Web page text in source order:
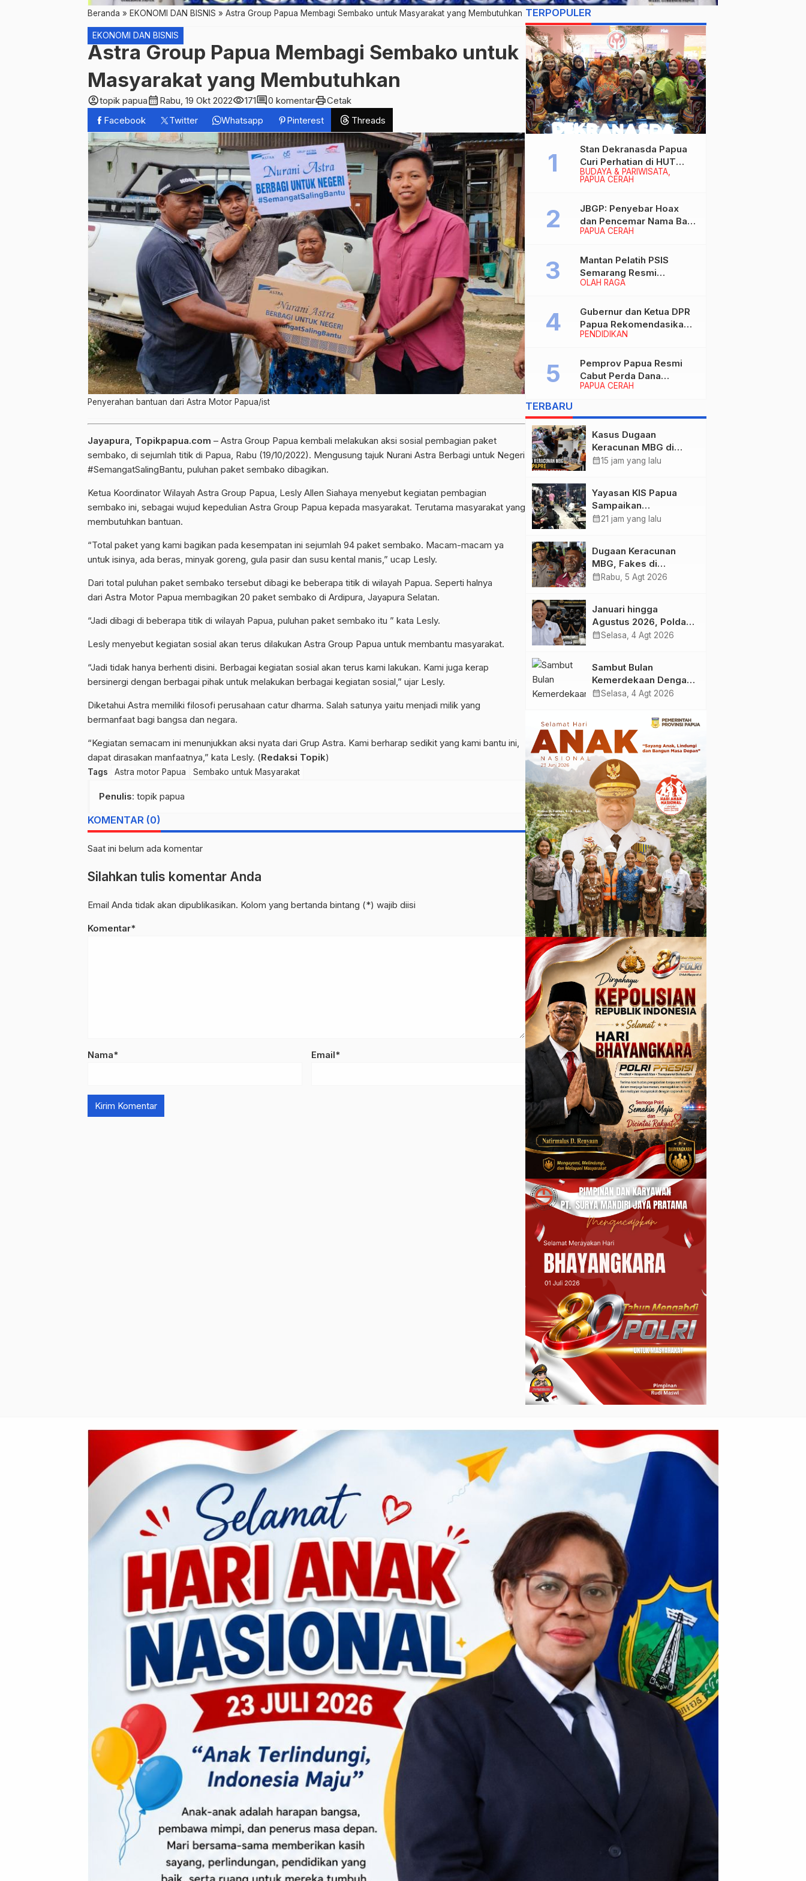
Beranda » EKONOMI DAN BISNIS » Astra Group Papua Membagi Sembako untuk Masyarakat yang Membutuhkan
EKONOMI DAN BISNIS
Astra Group Papua Membagi Sembako untuk
Masyarakat yang Membutuhkan
account_circletopik papuacalendar_month Rabu, 19 Okt 2022visibility171comment0 komentarprintCetak
Facebook
Twitter Whatsapp Pinterest Threads
Penyerahan bantuan dari Astra Motor Papua/ist
Jayapura, Topikpapua.com – Astra Group Papua kembali melakukan aksi sosial pembagian paket
sembako, di sejumlah titik di Papua, Rabu (19/10/2022). Mengusung tajuk Nurani Astra Berbagi untuk Negeri
#SemangatSalingBantu, puluhan paket sembako dibagikan.
Ketua Koordinator Wilayah Astra Group Papua, Lesly Allen Siahaya menyebut kegiatan pembagian
sembako ini, sebagai wujud kepedulian Astra Group Papua kepada masyarakat. Terutama masyarakat yang
membutuhkan bantuan.
“Total paket yang kami bagikan pada kesempatan ini sejumlah 94 paket sembako. Macam-macam ya
untuk isinya, ada beras, minyak goreng, gula pasir dan susu kental manis,” ucap Lesly.
Dari total puluhan paket sembako tersebut dibagi ke beberapa titik di wilayah Papua. Seperti halnya
dari Astra Motor Papua membagikan 20 paket sembako di Ardipura, Jayapura Selatan.
“Jadi dibagi di beberapa titik di wilayah Papua, puluhan paket sembako itu ” kata Lesly.
Lesly menyebut kegiatan sosial akan terus dilakukan Astra Group Papua untuk membantu masyarakat.
“Jadi tidak hanya berhenti disini. Berbagai kegiatan sosial akan terus kami lakukan. Kami juga kerap
bersinergi dengan berbagai pihak untuk melakukan berbagai kegiatan sosial,” ujar Lesly.
Diketahui Astra memiliki filosofi perusahaan catur dharma. Salah satunya yaitu menjadi milik yang
bermanfaat bagi bangsa dan negara.
“Kegiatan semacam ini menunjukkan aksi nyata dari Grup Astra. Kami berharap sedikit yang kami bantu ini,
dapat dirasakan manfaatnya,” kata Lesly. (Redaksi Topik)
Tags Astra motor Papua Sembako untuk Masyarakat
Penulis: topik papua
KOMENTAR (0)
Saat ini belum ada komentar
Silahkan tulis komentar Anda
Email Anda tidak akan dipublikasikan. Kolom yang bertanda bintang (*) wajib diisi
Komentar*
Nama* Email*
TERPOPULER
BUDAYA & PARIWISATA
PAPUA CERAH
Stan Dekranasda Papua
Curi Perhatian di HUT
Dekranas 2026, Ibu
PAPUA CERAH
JBGP: Penyebar Hoax
dan Pencemar Nama Baik
Gubernur Papua Siap
Hukum!
OLAH RAGA
Mantan Pelatih PSIS
Semarang Resmi
Nakhodahi Persipura
PENDIDIKAN
Gubernur dan Ketua DPR
Papua Rekomendasikan
Ade Yamin Jabat Rektor
periode 2026–2030
PAPUA CERAH
Pemprov Papua Resmi
Cabut Perda Dana
Cadangan, Dialihkan
Pembangunan dan
Layanan Publik
TERBARU
Kasus Dugaan
Keracunan MBG di
Kabupaten Jayapura,
calendar_month15 jam yang lalu
Yayasan KIS Papua
Sampaikan
Permohonan Maaf dan
Keracunan MBG di
Depapre
calendar_month21 jam yang lalu
Dugaan Keracunan
MBG, Fakes di
Kabupaten Jayapura
calendar_month Rabu, 5 Agt 2026
Januari hingga
Agustus 2026, Polda
Papua Berhasil Ungkap
calendar_monthSelasa, 4 Agt 2026
Sambut Bulan
Kemerdekaan Dengan
Promo ‘TORANG’ dari
calendar_monthSelasa, 4 Agt 2026